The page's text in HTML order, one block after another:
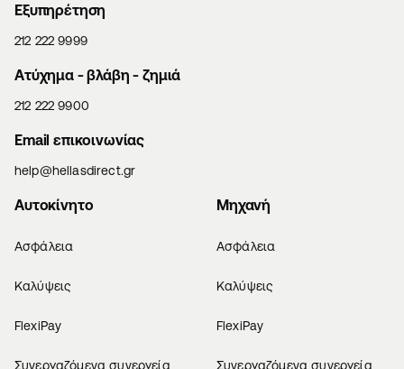
Εξυπηρέτηση
212 222 9999
Aτύχημα - βλάβη - ζημιά
212 222 9900
Email επικοινωνίας
help@hellasdirect.gr
Αυτοκίνητο
Ασφάλεια
Καλύψεις
FlexiPay
Συνεργαζόμενα συνεργεία
Μηχανή
Ασφάλεια
Καλύψεις
FlexiPay
Συνεργαζόμενα συνεργεία